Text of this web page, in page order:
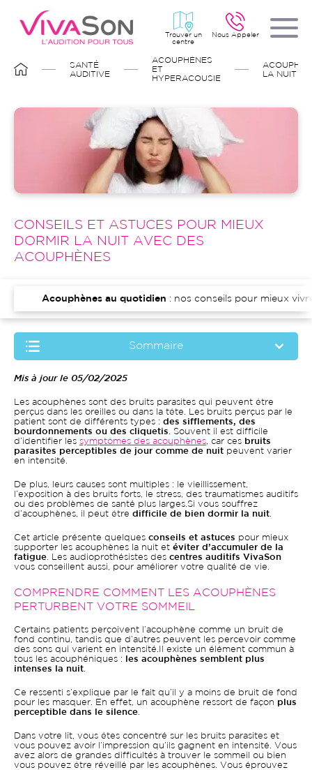
contenu
principal
Nous Appeler
Trouver un
centre
D'ARIANE
SANTÉ
AUDITIVE
ACOUPHÈNES
ET
HYPERACOUSIE
LA NUIT
Image
CONSEILS ET ASTUCES POUR MIEUX
DORMIR LA NUIT AVEC DES
ACOUPHÈNES
Acouphènes au quotidien : nos conseils pour mieux
Sommaire
Mis à jour le 05/02/2025
Les acouphènes sont des bruits parasites qui peuvent être
perçus dans les oreilles ou dans la tête. Les bruits perçus par le
patient sont de différents types : des sifflements, des
bourdonnements ou des cliquetis . Souvent il est difficile
d’identifier les symptômes des acouphènes , car ces bruits
parasites perceptibles de jour comme de nuit peuvent varier
en intensité.
De plus, leurs causes sont multiples : le vieillissement,
l’exposition à des bruits forts, le stress, des traumatismes auditifs
ou des problèmes de santé plus larges.Si vous souffrez
d’acouphènes, il peut être difficile de bien dormir la nuit
Cet article présente quelques conseils et astuces pour mieux
supporter les acouphènes la nuit et éviter d’accumuler de la
fatigue . Les audioprothésistes des centres auditifs VivaSon
vous conseillent aussi, pour améliorer votre qualité de vie.
COMPRENDRE COMMENT LES ACOUPHÈNES
PERTURBENT VOTRE SOMMEIL
Certains patients perçoivent l’acouphène comme un bruit de
fond continu, tandis que d’autres peuvent les percevoir comme
des sons qui varient en intensité.Il existe un élément commun à
tous les acouphéniques :
les acouphènes semblent plus
intenses la nuit
Ce ressenti s’explique par le fait qu’il y a moins de bruit de fond
pour les masquer. En effet, un acouphène ressort de façon plus
perceptible dans le silence
Dans votre lit, vous êtes concentré sur les bruits parasites et
vous pouvez avoir l’impression qu’ils gagnent en intensité. Vous
avez alors de grandes difficultés à trouver le sommeil ou bien
vous pouvez être réveillé par les acouphènes. Vous éprouvez